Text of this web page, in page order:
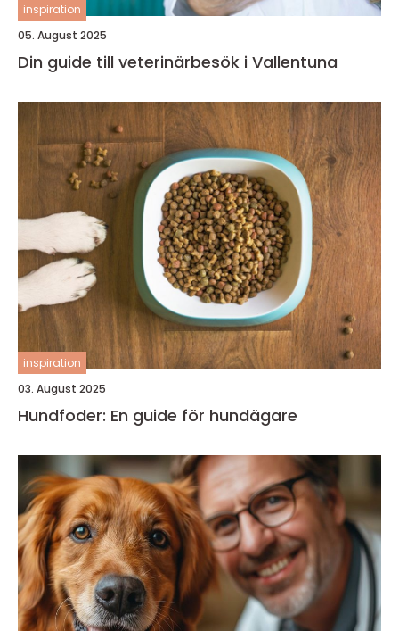
inspiration
05. August 2025
Din guide till veterinärbesök i Vallentuna
inspiration
03. August 2025
Hundfoder: En guide för hundägare